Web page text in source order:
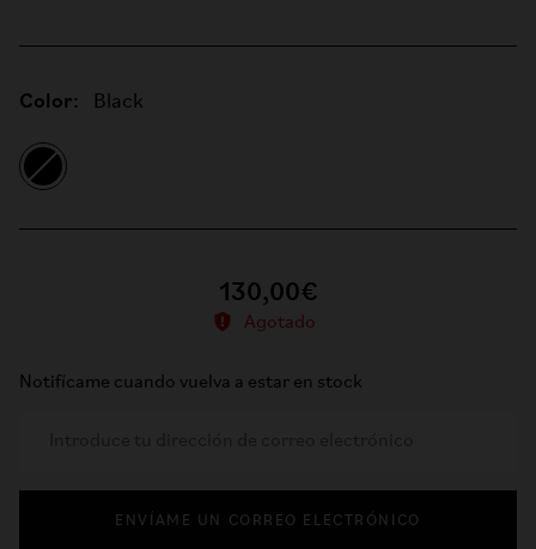
Color: Black
130,00€
Agotado
Notifícame cuando vuelva a estar en stock
ENVÍAME UN CORREO ELECTRÓNICO